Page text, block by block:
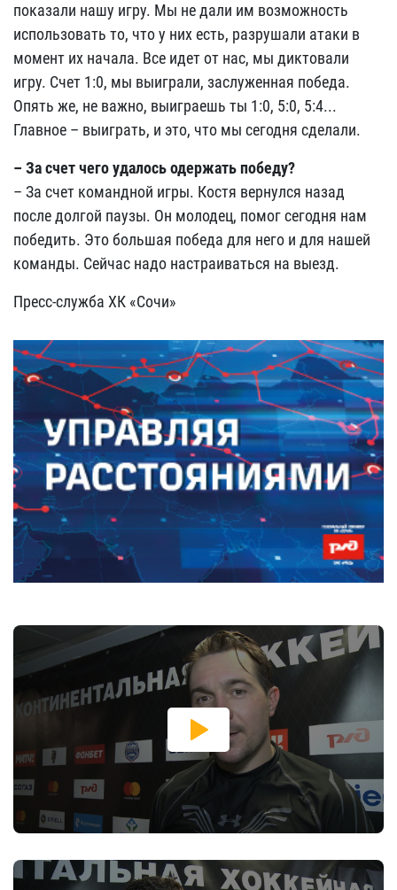
показали нашу игру. Мы не дали им возможность
использовать то, что у них есть, разрушали атаки в
момент их начала. Все идет от нас, мы диктовали
игру. Счет 1:0, мы выиграли, заслуженная победа.
Опять же, не важно, выиграешь ты 1:0, 5:0, 5:4...
Главное – выиграть, и это, что мы сегодня сделали.
– За счет чего удалось одержать победу?
– За счет командной игры. Костя вернулся назад
после долгой паузы. Он молодец, помог сегодня нам
победить. Это большая победа для него и для нашей
команды. Сейчас надо настраиваться на выезд.
Пресс-служба ХК «Сочи»